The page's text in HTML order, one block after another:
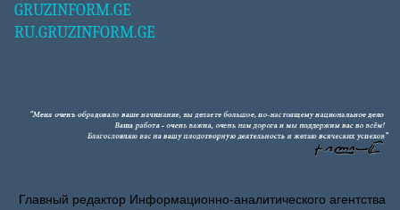
GRUZINFORM.GE
RU.GRUZINFORM.GE
Главный редактор Информационно-аналитического агентства